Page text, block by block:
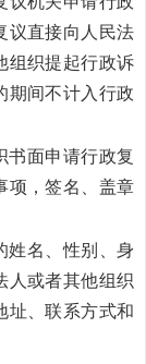
议直接向人民法
组织提起行政诉
期间不计入行政
面申请行政复
项，签名、盖章
姓名、性别、身
人或者其他组织
址、联系方式和